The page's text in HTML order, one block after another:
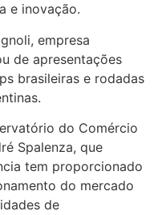
e inovação.
empresa
de apresentações
brasileiras e rodadas
do Comércio
Spalenza, que
tem proporcionado
do mercado
de